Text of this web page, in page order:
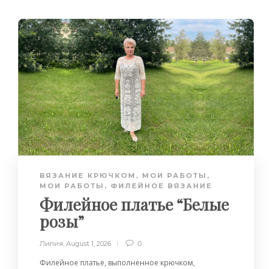
ВЯЗАНИЕ КРЮЧКОМ , МОИ РАБОТЫ ,
МОИ РАБОТЫ , ФИЛЕЙНОЕ ВЯЗАНИЕ
Филейное платье “Белые
розы”
Лилия, August 1, 2026 0
Филейное платье, выполненное крючком,